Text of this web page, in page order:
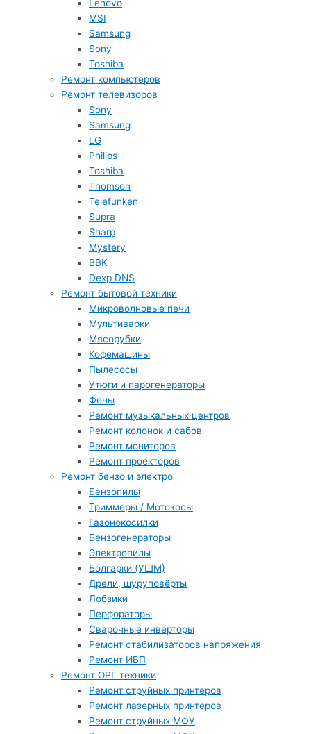
Lenovo
MSI
Samsung
Sony
Toshiba
Ремонт компьютеров
Ремонт телевизоров
Sony
Samsung
LG
Philips
Toshiba
Thomson
Telefunken
Supra
Sharp
Mystery
BBK
Dexp DNS
Ремонт бытовой техники
Микроволновые печи
Мультиварки
Мясорубки
Кофемашины
Пылесосы
Утюги и парогенераторы
Фены
Ремонт музыкальных центров
Ремонт колонок и сабов
Ремонт мониторов
Ремонт проекторов
Ремонт бензо и электро
Бензопилы
Триммеры / Мотокосы
Газонокосилки
Бензогенераторы
Электропилы
Болгарки (УШМ)
Дрели, шуруповёрты
Лобзики
Перфораторы
Сварочные инверторы
Ремонт стабилизаторов напряжения
Ремонт ИБП
Ремонт ОРГ техники
Ремонт струйных принтеров
Ремонт лазерных принтеров
Ремонт струйных МФУ